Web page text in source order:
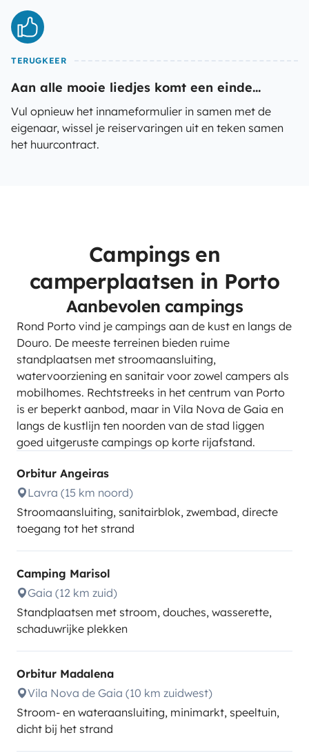
TERUGKEER
Aan alle mooie liedjes komt een einde...
Vul opnieuw het innameformulier in samen met de
eigenaar, wissel je reiservaringen uit en teken samen
het huurcontract.
Campings en
camperplaatsen in Porto
Aanbevolen campings
Rond Porto vind je campings aan de kust en langs de
Douro. De meeste terreinen bieden ruime
standplaatsen met stroomaansluiting,
watervoorziening en sanitair voor zowel campers als
mobilhomes. Rechtstreeks in het centrum van Porto
is er beperkt aanbod, maar in Vila Nova de Gaia en
langs de kustlijn ten noorden van de stad liggen
goed uitgeruste campings op korte rijafstand.
Orbitur Angeiras
Lavra (15 km noord)
Stroomaansluiting, sanitairblok, zwembad, directe
toegang tot het strand
Camping Marisol
Gaia (12 km zuid)
Standplaatsen met stroom, douches, wasserette,
schaduwrijke plekken
Orbitur Madalena
Vila Nova de Gaia (10 km zuidwest)
Stroom- en wateraansluiting, minimarkt, speeltuin,
dicht bij het strand